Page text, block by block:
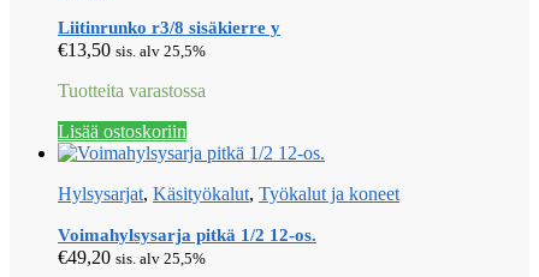
Liitinrunko r3/8 sisäkierre y
€13,50 sis. alv 25,5%
Tuotteita varastossa
Lisää ostoskoriin
Hylsysarjat, Käsityökalut, Työkalut ja koneet
Voimahylsysarja pitkä 1/2 12-os.
€49,20 sis. alv 25,5%